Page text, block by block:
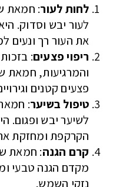
לחות לעור: חמאת
לעור יבש וסדוק.
את העור רך ונעים
ריפוי פצעים:
והמרגיעות, חמאת
פצעים קטנים
טיפול בשיער:
לשיער יבש ופגום.
הקרקפת ומחזקת
קרם הגנה: חמאת
מקדם הגנה טבעי
נזקי השמש.